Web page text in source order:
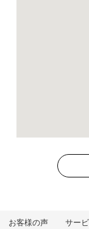
お客様の声 サー